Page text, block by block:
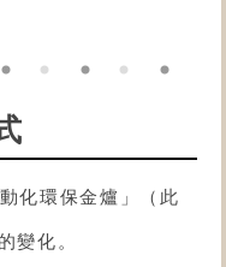
化環保金爐 」（此
變化。